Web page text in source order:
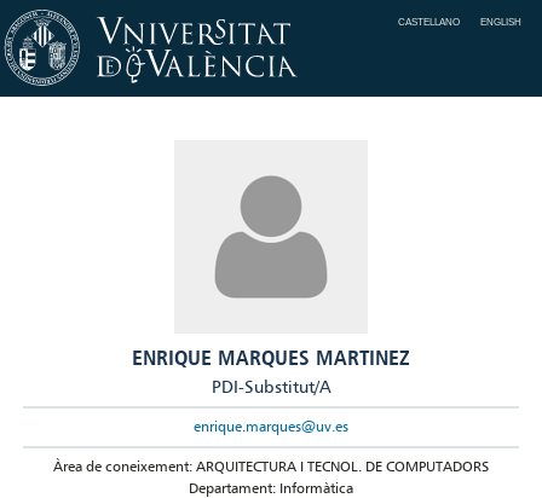
CASTELLANO ENGLISH
ENRIQUE MARQUES MARTINEZ
PDI-Substitut/A
enrique.marques@uv.es
Àrea de coneixement: ARQUITECTURA I TECNOL. DE COMPUTADORS
Departament: Informàtica